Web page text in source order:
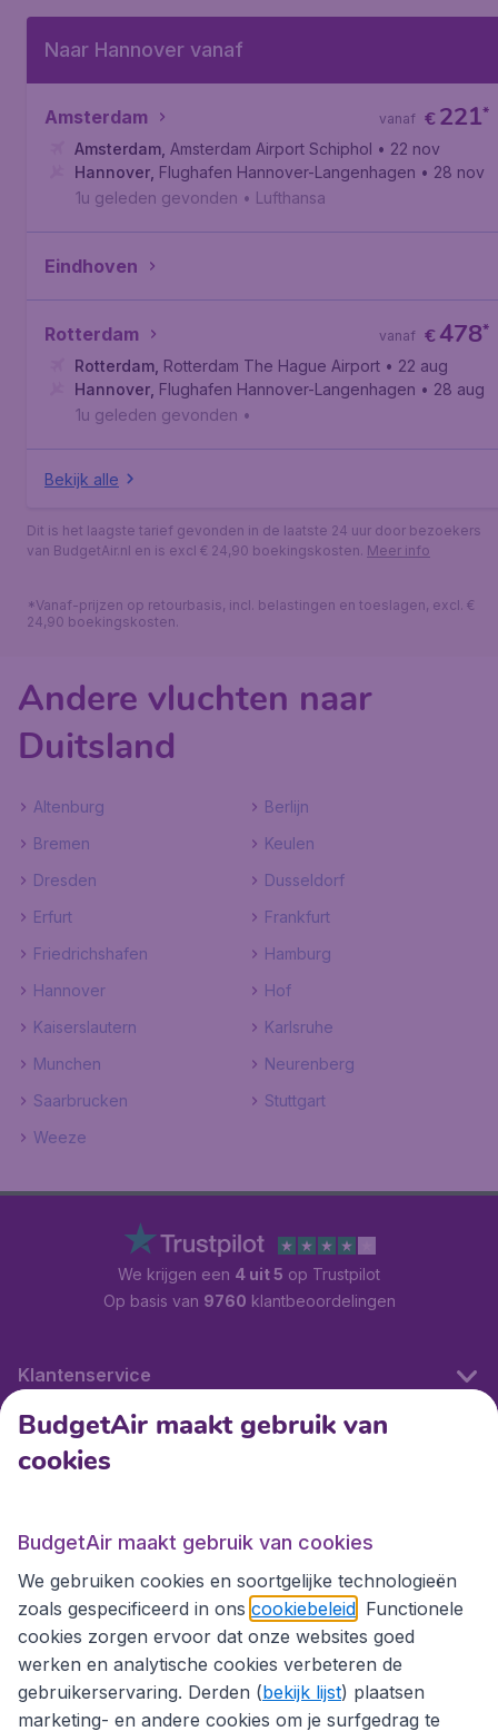
Naar Hannover vanaf
Amsterdam €221*
vanaf
Amsterdam Amsterdam Airport Schiphol • 22 nov
Hannover Flughafen Hannover-Langenhagen • 28 nov
1u geleden gevonden • Lufthansa
Eindhoven
Rotterdam €478*
vanaf
Rotterdam Rotterdam The Hague Airport • 22 aug
Hannover Flughafen Hannover-Langenhagen • 28 aug
1u geleden gevonden •
Bekijk alle
Dit is het laagste tarief gevonden in de laatste 24 uur door bezoekers
van BudgetAir.nl en is excl € 24,90 boekingskosten. Meer info
*Vanaf-prijzen op retourbasis, incl. belastingen en toeslagen, excl. €
24,90 boekingskosten.
Andere vluchten naar
Duitsland
Altenburg
Berlijn
Bremen
Keulen
Dresden
Dusseldorf
Erfurt
Frankfurt
Friedrichshafen
Hamburg
Hannover
Hof
Kaiserslautern
Karlsruhe
Munchen
Neurenberg
Saarbrucken
Stuttgart
Weeze
We krijgen een 4 uit 5 op Trustpilot
Op basis van 9760 klantbeoordelingen
Klantenservice
Internationale sites
Internationale sites
BudgetAir maakt gebruik van
cookies
BudgetAir maakt gebruik van cookies
We gebruiken cookies en soortgelijke technologieën
zoals gespecificeerd in ons cookiebeleid . Functionele
cookies zorgen ervoor dat onze websites goed
werken en analytische cookies verbeteren de
gebruikerservaring. Derden (bekijk lijst) plaatsen
marketing- en andere cookies om je surfgedrag te